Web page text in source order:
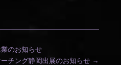
のお知らせ
チング静岡出展のお知らせ →